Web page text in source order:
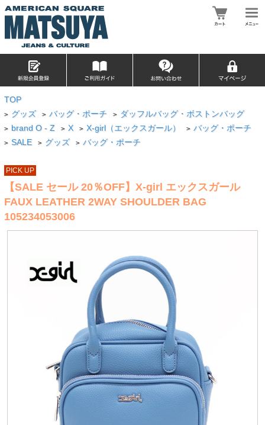
TOP
> グッズ > バッグ・ポーチ > ダッフルバッグ・ボストンバッグ
> brand O - Z > X > X-girl（エックスガール） > バッグ・ポーチ
> SALE > グッズ > バッグ・ポーチ
PICK UP
【SALE セール 20％OFF】X-girl エックスガール
FAUX LEATHER 2WAY SHOULDER BAG
105234053006